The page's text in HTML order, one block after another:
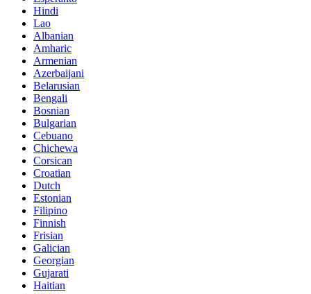
Hindi
Lao
Albanian
Amharic
Armenian
Azerbaijani
Belarusian
Bengali
Bosnian
Bulgarian
Cebuano
Chichewa
Corsican
Croatian
Dutch
Estonian
Filipino
Finnish
Frisian
Galician
Georgian
Gujarati
Haitian